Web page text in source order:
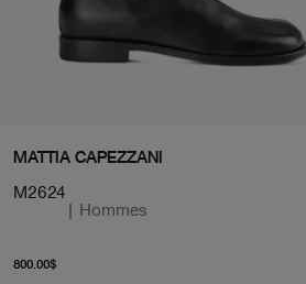
MATTIA CAPEZZANI
M2624
| Hommes
800.00$